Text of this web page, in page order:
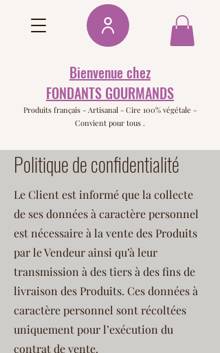
Bienvenue chez
FONDANTS GOURMANDS
Produits français - Artisanal - Cire 100% végétale -
Convient pour tous .
Politique de confidentialité
Le Client est informé que la collecte
de ses données à caractère personnel
est nécessaire à la vente des Produits
par le Vendeur ainsi qu’à leur
transmission à des tiers à des fins de
livraison des Produits. Ces données à
caractère personnel sont récoltées
uniquement pour l’exécution du
contrat de vente.